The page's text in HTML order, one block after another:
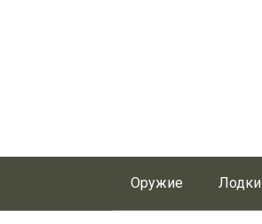
Оружие Лодки